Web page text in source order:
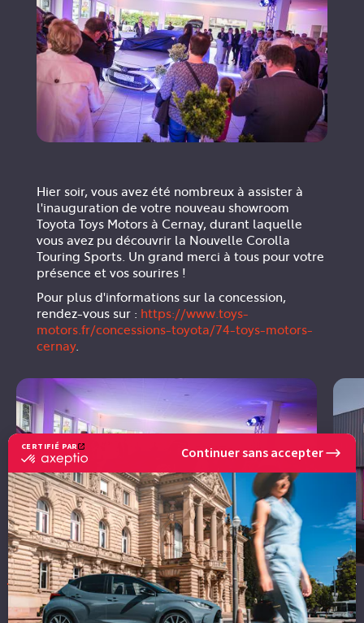
CERTIFIÉ PAR
certifié
Axeptio
-
En
savoir
plus
sur
Axeptio
Continuer sans accepter
Hier soir, vous avez été nombreux à assister à
l'inauguration de votre nouveau showroom
Toyota Toys Motors à Cernay, durant laquelle
vous avez pu découvrir la Nouvelle Corolla
Touring Sports. Un grand merci à tous pour votre
présence et vos sourires !
Pour plus d'informations sur la concession,
rendez-vous sur : https://www.toys-
motors.fr/concessions-toyota/74-toys-motors-
cernay.